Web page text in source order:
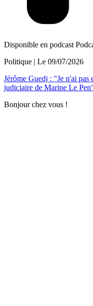
Disponible en podcast
Politique | Le 09/07/2026
Jérôme Guedj : "Je n'ai pas
judiciaire de Marine Le
Bonjour chez vous !